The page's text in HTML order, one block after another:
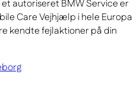
autoriseret BMW Service er
Care Vejhjælp i hele Europa
kendte fejlaktioner på din